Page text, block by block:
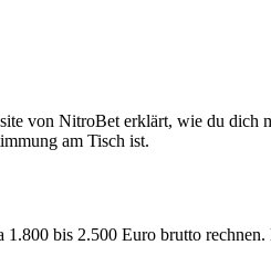
von NitroBet erklärt, wie du dich
am Tisch ist.
bis 2.500 Euro brutto